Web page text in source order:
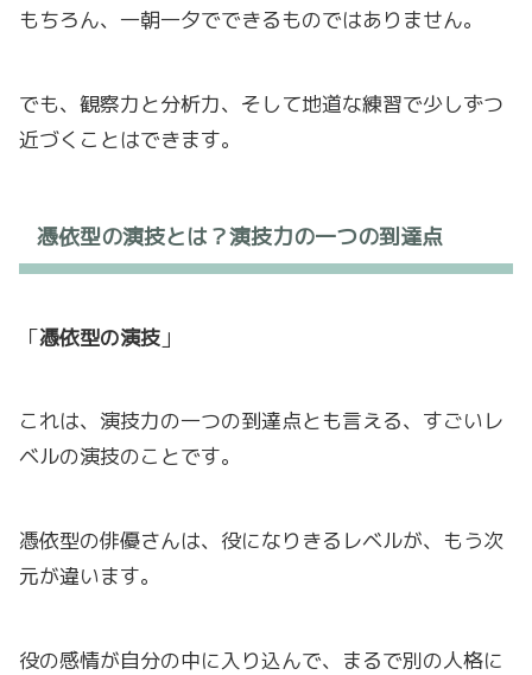
もちろん、一朝一夕でできるものではありません。
でも、観察力と分析力、そして地道な練習で少しずつ
近づくことはできます。
憑依型の演技とは？演技力の一つの到達点
「憑依型の演技 」
これは、演技力の一つの到達点とも言える、すごいレ
ベルの演技のことです。
憑依型の俳優さんは、役になりきるレベルが、もう次
元が違います。
役の感情が自分の中に入り込んで、まるで別の人格に